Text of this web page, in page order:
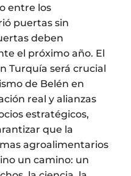
entre los
puertas sin
deben
el próximo año. El
Turquía será crucial
de Belén en
real y alianzas
estratégicos,
que la
agroalimentarios
un camino: un